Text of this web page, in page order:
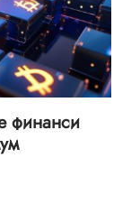
финанси